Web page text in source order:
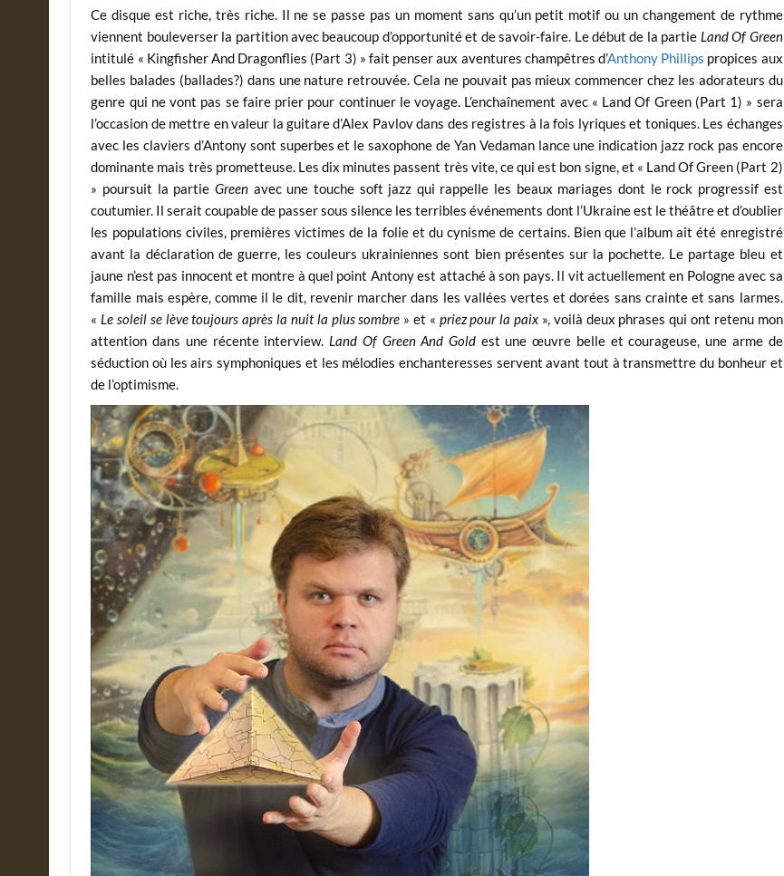
Ce disque est riche, très riche. Il ne se passe pas un moment sans qu’un petit motif ou un changement de rythme
viennent bouleverser la partition avec beaucoup d’opportunité et de savoir-faire. Le début de la partie Land Of Green
intitulé « Kingfisher And Dragonflies (Part 3) » fait penser aux aventures champêtres d’Anthony Phillips propices aux
belles balades (ballades?) dans une nature retrouvée. Cela ne pouvait pas mieux commencer chez les adorateurs du
genre qui ne vont pas se faire prier pour continuer le voyage. L’enchaînement avec « Land Of Green (Part 1) » sera
l’occasion de mettre en valeur la guitare d’Alex Pavlov dans des registres à la fois lyriques et toniques. Les échanges
avec les claviers d’Antony sont superbes et le saxophone de Yan Vedaman lance une indication jazz rock pas encore
dominante mais très prometteuse. Les dix minutes passent très vite, ce qui est bon signe, et « Land Of Green (Part 2)
» poursuit la partie Greenavec une touche soft jazz qui rappelle les beaux mariages dont le rock progressif est
coutumier. Il serait coupable de passer sous silence les terribles événements dont l’Ukraine est le théâtre et d’oublier
les populations civiles, premières victimes de la folie et du cynisme de certains. Bien que l’album ait été enregistré
avant la déclaration de guerre, les couleurs ukrainiennes sont bien présentes sur la pochette. Le partage bleu et
jaune n’est pas innocent et montre à quel point Antony est attaché à son pays. Il vit actuellement en Pologne avec sa
famille mais espère, comme il le dit, revenir marcher dans les vallées vertes et dorées sans crainte et sans larmes.
« Le soleil se lève toujours après la nuit la plus sombre » et « priez pour la paix », voilà deux phrases qui ont retenu mon
attention dans une récente interview. Land Of Green And Goldest une œuvre belle et courageuse, une arme de
séduction où les airs symphoniques et les mélodies enchanteresses servent avant tout à transmettre du bonheur et
de l’optimisme.